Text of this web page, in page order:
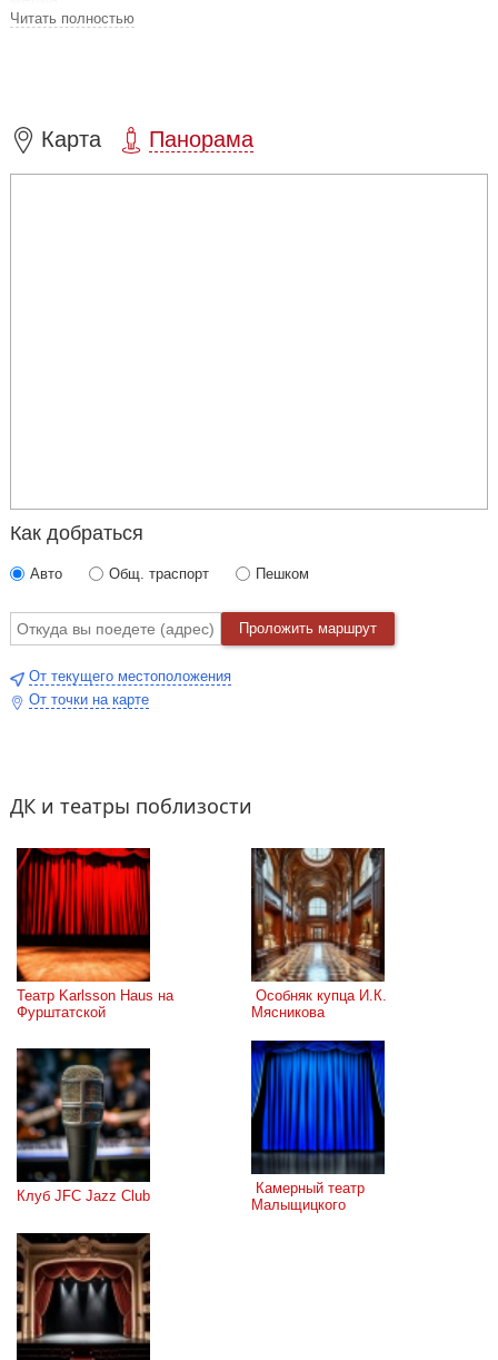
Уникальность проекта заключается в универсальном синтезе
жанров, стилей и технологий.
Читать полностью
Карта Панорама
Как добраться
Авто Общ. траспорт Пешком
Проложить маршрут
От текущего местоположения
От точки на карте
ДК и театры поблизости
Театр Karlsson Haus на
Фурштатской
Мясникова
Клуб JFC Jazz Club
Малыщицкого